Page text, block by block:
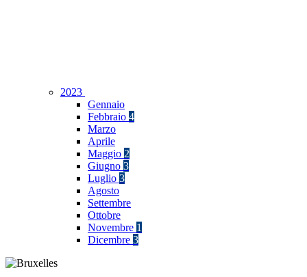
2023
Gennaio
Febbraio 4
Marzo
Aprile
Maggio 2
Giugno 3
Luglio 3
Agosto
Settembre
Ottobre
Novembre 1
Dicembre 3